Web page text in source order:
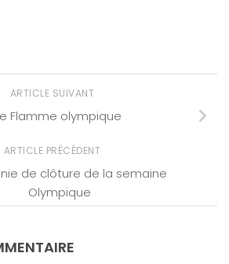
ARTICLE SUIVANT
Flamme olympique
ARTICLE PRÉCÉDENT
de clôture de la semaine
Olympique